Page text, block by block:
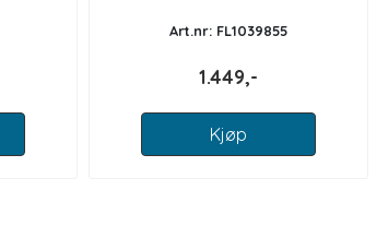
Art.nr: FL1039855
1.449,-
Kjøp